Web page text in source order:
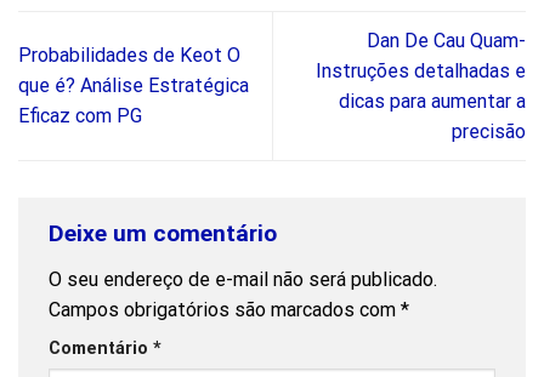
Probabilidades de Keot O
que é? Análise Estratégica
Eficaz com PG
Dan De Cau Quam-
Instruções detalhadas e
dicas para aumentar a
precisão
Deixe um comentário
O seu endereço de e-mail não será publicado.
Campos obrigatórios são marcados com *
Comentário *